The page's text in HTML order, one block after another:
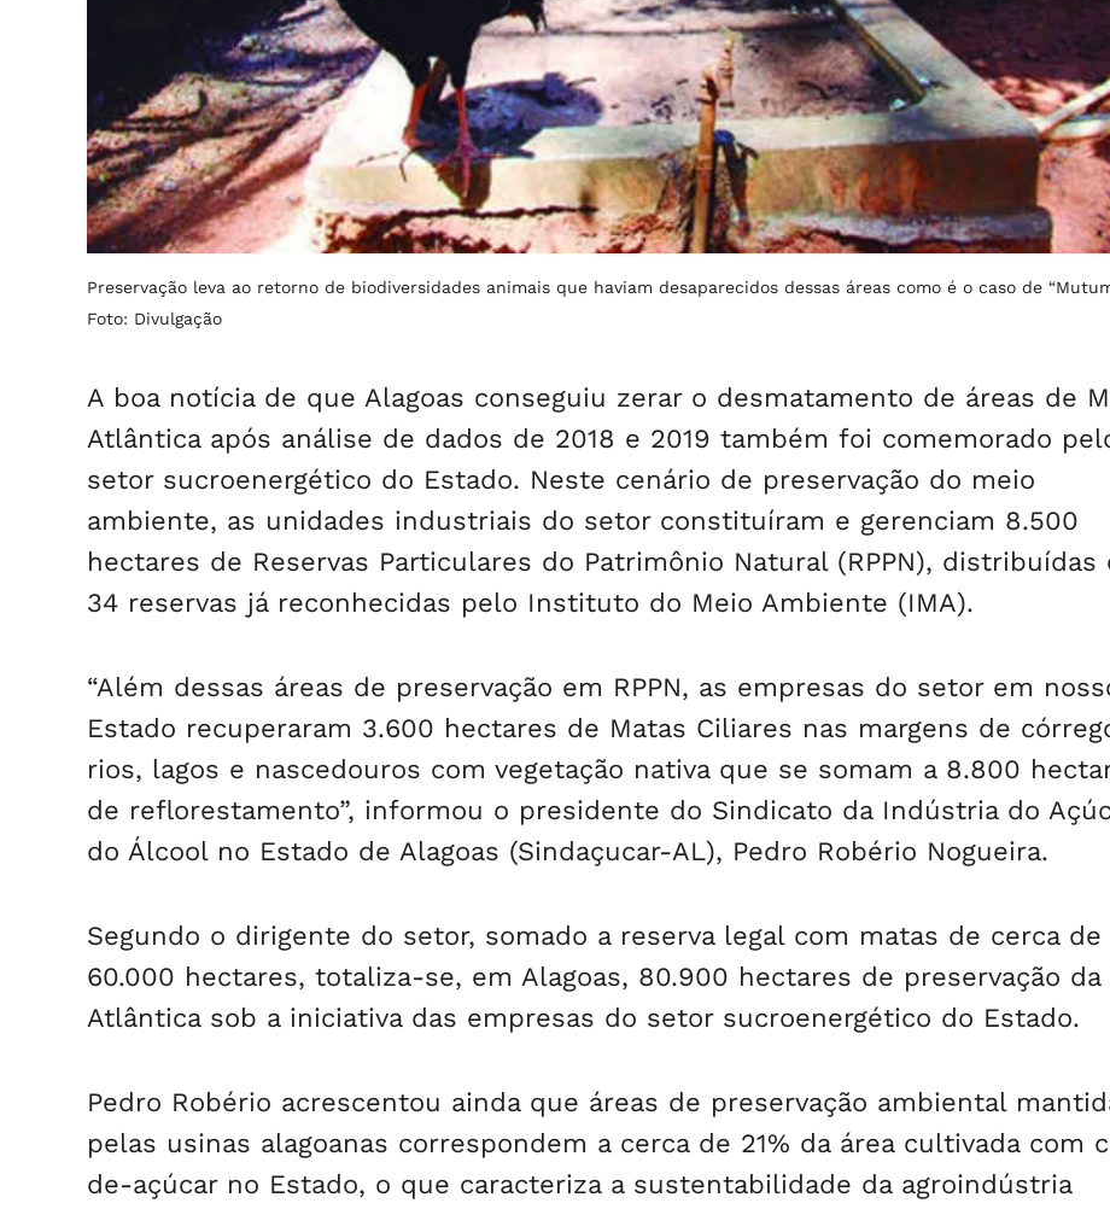
Preservação leva ao retorno de biodiversidades animais que haviam desaparecidos dessas áreas como é o caso de
Foto: Divulgação
A boa notícia de que Alagoas conseguiu zerar o desmatamento de áreas de
Atlântica após análise de dados de 2018 e 2019 também foi comemorado
setor sucroenergético do Estado. Neste cenário de preservação do meio
ambiente, as unidades industriais do setor constituíram e gerenciam 8.500
hectares de Reservas Particulares do Patrimônio Natural (RPPN), distribuídas
34 reservas já reconhecidas pelo Instituto do Meio Ambiente (IMA).
“Além dessas áreas de preservação em RPPN, as empresas do setor em
Estado recuperaram 3.600 hectares de Matas Ciliares nas margens de
rios, lagos e nascedouros com vegetação nativa que se somam a 8.800
de reflorestamento”, informou o presidente do Sindicato da Indústria do
do Álcool no Estado de Alagoas (Sindaçucar-AL), Pedro Robério Nogueira.
Segundo o dirigente do setor, somado a reserva legal com matas de cerca de
60.000 hectares, totaliza-se, em Alagoas, 80.900 hectares de preservação da
Atlântica sob a iniciativa das empresas do setor sucroenergético do Estado.
Pedro Robério acrescentou ainda que áreas de preservação ambiental
pelas usinas alagoanas correspondem a cerca de 21% da área cultivada com
de-açúcar no Estado, o que caracteriza a sustentabilidade da agroindústria